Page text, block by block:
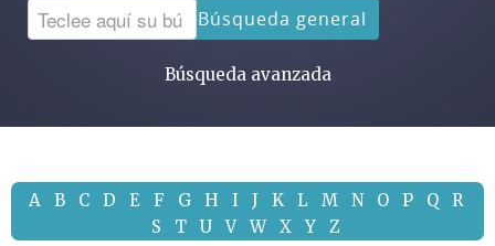
Búsqueda general
Búsqueda avanzada
A B C D E F G H I J K L M N O P Q
R
S
T U V W X Y Z